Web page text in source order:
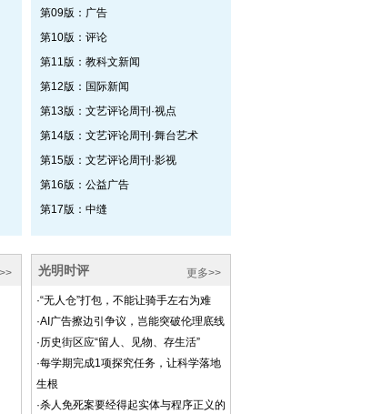
第09版：广告
第10版：评论
第11版：教科文新闻
第12版：国际新闻
第13版：文艺评论周刊·视点
第14版：文艺评论周刊·舞台艺术
第15版：文艺评论周刊·影视
第16版：公益广告
第17版：中缝